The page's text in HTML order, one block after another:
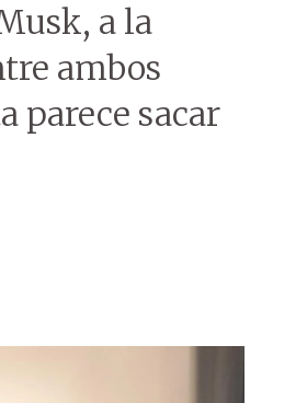
a la
ambos
parece sacar